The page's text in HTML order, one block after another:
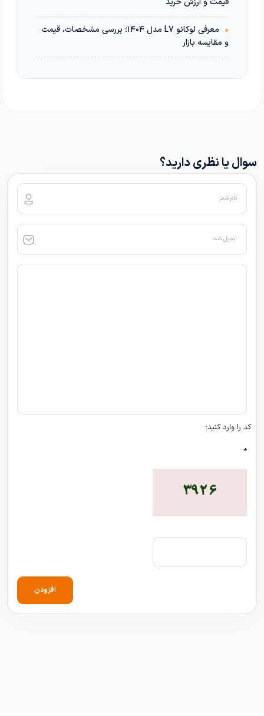
•
معرفی لوکانو L7 مدل ۱۴۰۴؛ بررسی مشخصات، قیمت
و مقایسه بازار
سوال یا نظری دارید؟
نام شما
ایمیل شما
کد را وارد کنید:
*
افزودن